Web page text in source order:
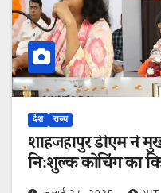
देश राज्य
शाहजहांपुर डीएम ने
निःशुल्क कोचिंग का